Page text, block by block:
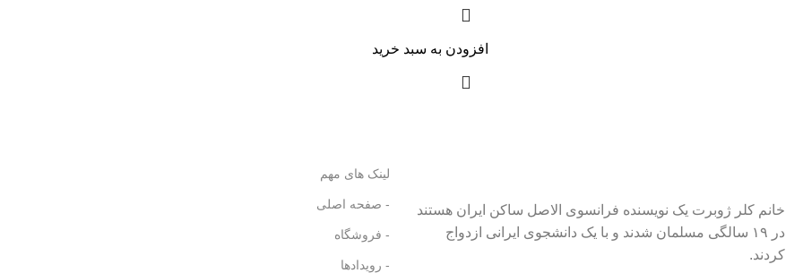
افزودن به سبد خرید
خانم کلر ژوبرت یک نویسنده فرانسوی الاصل ساکن ایران هستند
در ۱۹ سالگی مسلمان شدند و با یک دانشجوی ایرانی ازدواج
کردند.
لینک های مهم
- صفحه اصلی
- فروشگاه
- رویدادها